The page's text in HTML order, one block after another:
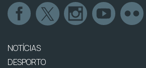
NOTÍCIAS
DESPORTO